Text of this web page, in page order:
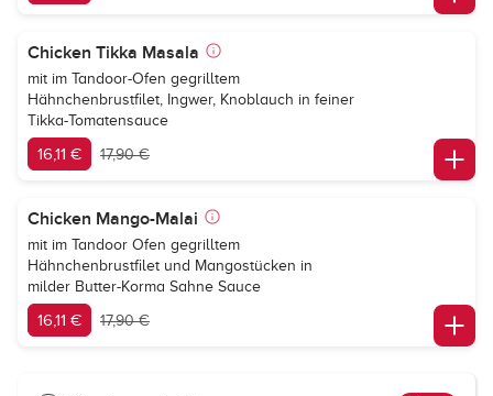
Chicken Tikka Masala
mit im Tandoor-Ofen gegrilltem
Hähnchenbrustfilet, Ingwer, Knoblauch in feiner
Tikka-Tomatensauce
16,11 € 17,90 €
Chicken Mango-Malai
mit im Tandoor Ofen gegrilltem
Hähnchenbrustfilet und Mangostücken in
milder Butter-Korma Sahne Sauce
16,11 € 17,90 €